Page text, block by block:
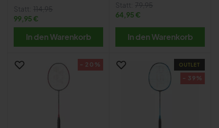
Statt: 114,95
99,95 €
In den Warenkorb
Statt: 79,95
64,95 €
In den Warenkorb
- 20% OUTLET
- 39%